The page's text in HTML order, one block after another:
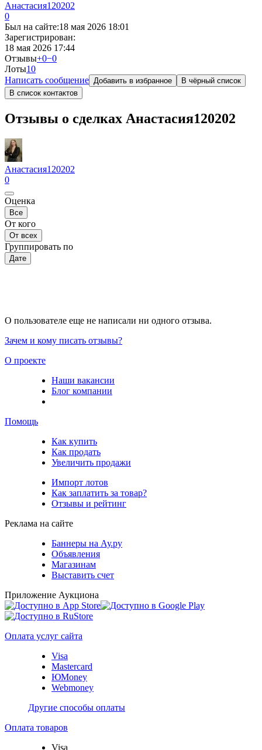
Анастасия120202
0
Был на сайте:18 мая 2026 18:01
Зарегистрирован:
18 мая 2026 17:44
Отзывы+0−0
Лоты10
Написать сообщение Добавить в избранное
В чёрный список
В список контактов
Отзывы о сделках Анастасия120202
Анастасия120202
0
Оценка
Все
От кого
От всех
Группировать по
Дате
О пользователе еще не написали ни одного отзыва.
Зачем и кому писать отзывы?
О проекте
Наши вакансии
Блог компании
Помощь
Как купить
Как продать
Увеличить продажи
Импорт лотов
Как заплатить за товар?
Отзывы и рейтинг
Реклама на сайте
Баннеры на Ау.ру
Объявления
Магазинам
Выставить счет
Приложение Аукциона
Оплата услуг сайта
Visa
Mastercard
ЮMoney
Webmoney
Другие способы оплаты
Оплата товаров
Visa